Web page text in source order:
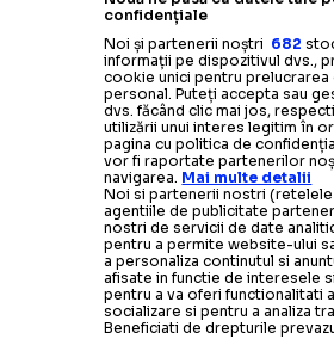
Urziceni: Stuttgart, ultima
ARHIVA FOTBAL
INTERVIU Ciprian Marica:Sunt
ma plateste si imi doresc sa ne
ARHIVA FOTBAL
Bundesliga: Bayern, egal cu
pierde acasa
ARHIVA FOTBAL
Liga Campionilor
de marti
Citește mai mult
ARHIVA FOTBAL
Marica:Suntem mai
sa castigam
Citește mai mult
confidențiale
Noi și partenerii noștri 682
informații pe dispozitivul dvs.,
cookie unici pentru
personal. Puteți accepta sau
dvs. făcând clic mai jos,
utilizării unui interes legitim în
pagina cu politica de
vor fi raportate partenerilor
navigarea. Mai multe detalii
Noi si partenerii nostri
agentiile de publicitate
nostri de servicii de date
pentru a permite website-ului
a personaliza continutul si
afisate in functie de interesele
pentru a va oferi functionalitati
socializare si pentru a analiza
Beneficiati de drepturile